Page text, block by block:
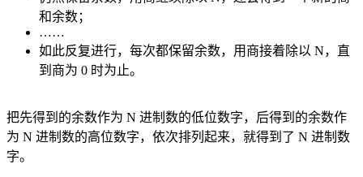
和余数；
……
如此反复进行，每次都保留余数，用商接着除以 N，直
到商为 0 时为止。
把先得到的余数作为 N 进制数的低位数字，后得到的余数作
为 N 进制数的高位数字，依次排列起来，就得到了 N 进制数
字。